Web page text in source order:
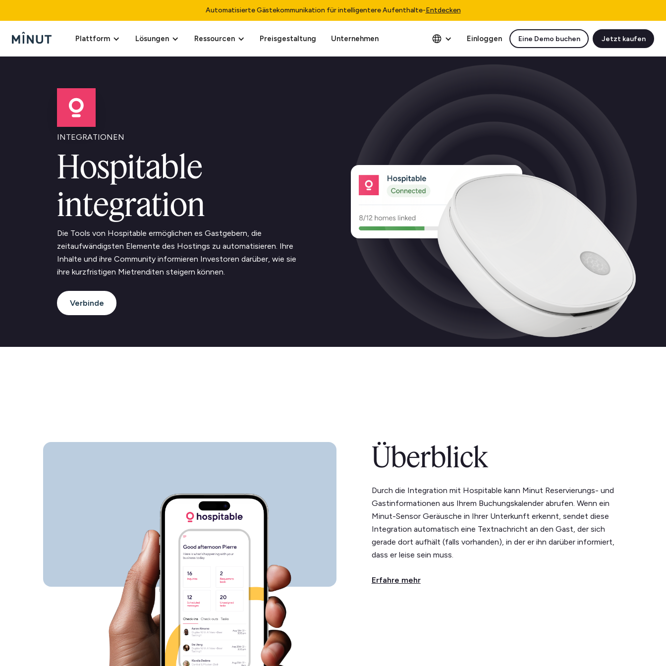
Automatisierte Gästekommunikation für intelligentere Aufenthalte-Entdecken
Plattform Lösungen Ressourcen Preisgestaltung Unternehmen Einloggen Eine Demo buchen Jetzt kaufen
INTEGRATIONEN
Hospitable
integration
Die Tools von Hospitable ermöglichen es Gastgebern, die
zeitaufwändigsten Elemente des Hostings zu automatisieren. Ihre
Inhalte und ihre Community informieren Investoren darüber, wie sie
ihre kurzfristigen Mietrenditen steigern können.
Verbinde
Überblick
Durch die Integration mit Hospitable kann Minut Reservierungs- und
Gastinformationen aus Ihrem Buchungskalender abrufen. Wenn ein
Minut-Sensor Geräusche in Ihrer Unterkunft erkennt, sendet diese
Integration automatisch eine Textnachricht an den Gast, der sich
gerade dort aufhält (falls vorhanden), in der er ihn darüber informiert,
dass er leise sein muss.
Erfahre mehr